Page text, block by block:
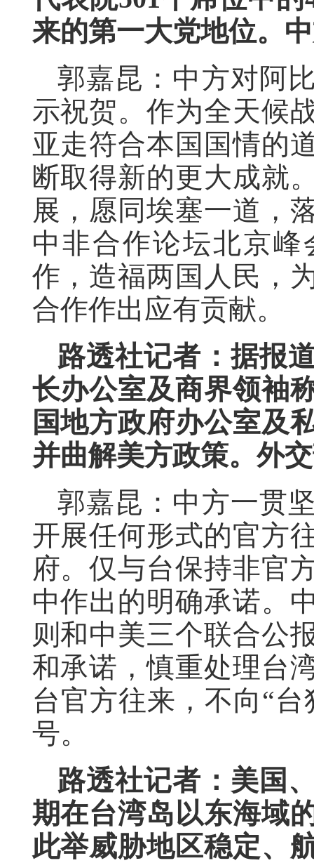
来的第一大党地位。
郭嘉昆：中方对阿
示祝贺。作为全天候
亚走符合本国国情的
断取得新的更大成就
展，愿同埃塞一道，
中非合作论坛北京
作，造福两国人民，
合作作出应有贡献。
路透社记者：据报
长办公室及商界领袖
国地方政府办公室及
并曲解美方政策。外
郭嘉昆：中方一贯
开展任何形式的官方
府。仅与台保持非官
中作出的明确承诺。
则和中美三个联合公
和承诺，慎重处理台
台官方往来，不向“
号。
路透社记者：美国
期在台湾岛以东海域
此举威胁地区稳定、